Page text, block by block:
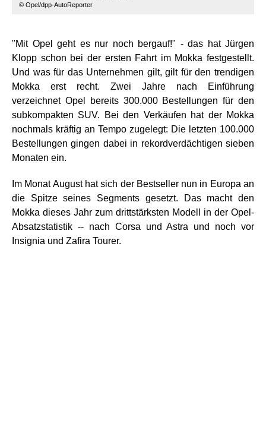
© Opel/dpp-AutoReporter
"Mit Opel geht es nur noch bergauf!" - das hat Jürgen
Klopp schon bei der ersten Fahrt im Mokka festgestellt.
Und was für das Unternehmen gilt, gilt für den trendigen
Mokka erst recht. Zwei Jahre nach Einführung
verzeichnet Opel bereits 300.000 Bestellungen für den
subkompakten SUV. Bei den Verkäufen hat der Mokka
nochmals kräftig an Tempo zugelegt: Die letzten 100.000
Bestellungen gingen dabei in rekordverdächtigen sieben
Monaten ein.
Im Monat August hat sich der Bestseller nun in Europa an
die Spitze seines Segments gesetzt. Das macht den
Mokka dieses Jahr zum drittstärksten Modell in der Opel-
Absatzstatistik -- nach Corsa und Astra und noch vor
Insignia und Zafira Tourer.